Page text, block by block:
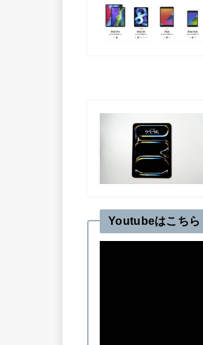
Youtubeはこちら